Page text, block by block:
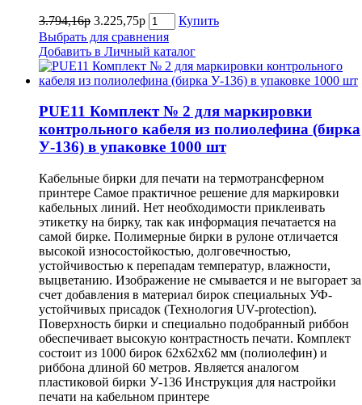
3.794,16р 3.225,75р
Купить
Выбрать для сравнения
Добавить в Личный каталог
PUE11 Комплект № 2 для маркировки
контрольного кабеля из полиолефина (бирка
У-136) в упаковке 1000 шт
Кабельные бирки для печати на термотрансферном
принтере Самое практичное решение для маркировки
кабельных линий. Нет необходимости приклеивать
этикетку на бирку, так как информация печатается на
самой бирке. Полимерные бирки в рулоне отличается
высокой износостойкостью, долговечностью,
устойчивостью к перепадам температур, влажности,
выцветанию. Изображение не смывается и не выгорает за
счет добавления в материал бирок специальных УФ-
устойчивых присадок (Технология UV-protеction).
Поверхность бирки и специально подобранный риббон
обеспечивает высокую контрастность печати. Комплект
состоит из 1000 бирок 62х62х62 мм (полиолефин) и
риббона длиной 60 метров. Является аналогом
пластиковой бирки У-136 Инструкция для настройки
печати на кабельном принтере